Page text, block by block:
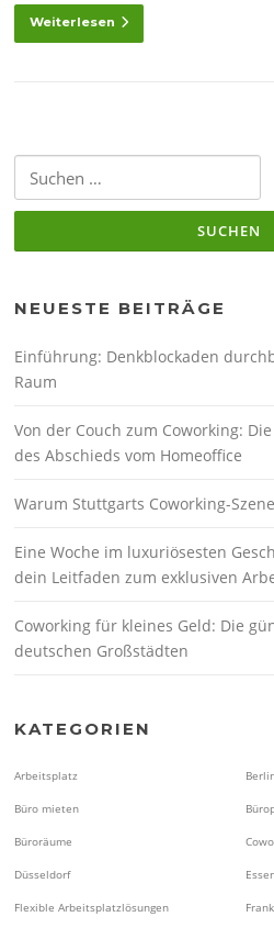
Weiterlesen
nach:
NEUESTE BEITRÄGE
Einführung: Denkblockaden
Raum
Von der Couch zum Coworking:
des Abschieds vom Homeoffice
Warum Stuttgarts Coworking-
Eine Woche im luxuriösesten
dein Leitfaden zum exklusiven
Coworking für kleines Geld: Die
deutschen Großstädten
KATEGORIEN
Arbeitsplatz
Büro mieten
Büroräume
Düsseldorf
Flexible Arbeitsplatzlösungen